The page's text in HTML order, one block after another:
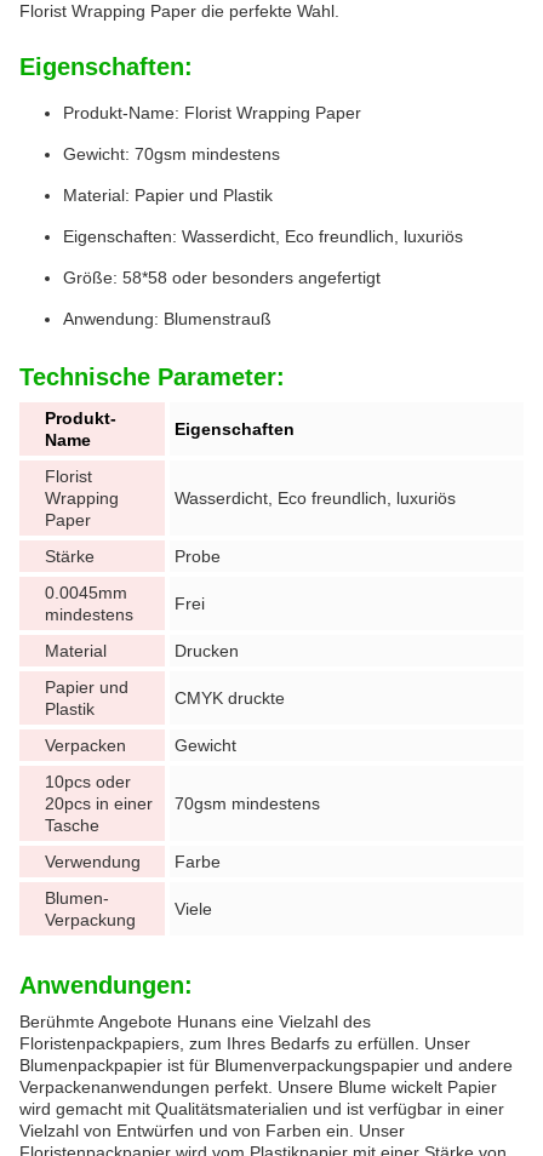
Florist Wrapping Paper die perfekte Wahl.
Eigenschaften:
Produkt-Name: Florist Wrapping Paper
Gewicht: 70gsm mindestens
Material: Papier und Plastik
Eigenschaften: Wasserdicht, Eco freundlich, luxuriös
Größe: 58*58 oder besonders angefertigt
Anwendung: Blumenstrauß
Technische Parameter:
Produkt-
Name
Eigenschaften
Florist
Wrapping
Paper
Wasserdicht, Eco freundlich, luxuriös
Stärke
Probe
0.0045mm
mindestens
Frei
Material
Drucken
Papier und
Plastik
CMYK druckte
Verpacken
Gewicht
10pcs oder
20pcs in einer
Tasche
70gsm mindestens
Verwendung
Farbe
Blumen-
Verpackung
Viele
Anwendungen:
Berühmte Angebote Hunans eine Vielzahl des
Floristenpackpapiers, zum Ihres Bedarfs zu erfüllen. Unser
Blumenpackpapier ist für Blumenverpackungspapier und andere
Verpackenanwendungen perfekt. Unsere Blume wickelt Papier
wird gemacht mit Qualitätsmaterialien und ist verfügbar in einer
Vielzahl von Entwürfen und von Farben ein. Unser